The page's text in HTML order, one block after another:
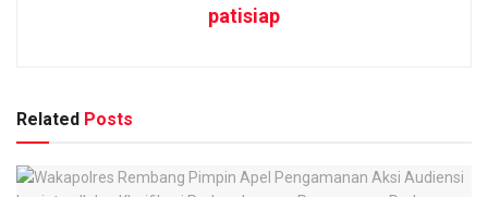
patisiap
Related Posts